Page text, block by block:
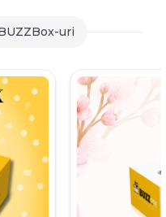
uri